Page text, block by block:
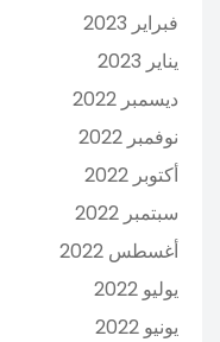
فبراير 2023
يناير 2023
ديسمبر 2022
نوفمبر 2022
أكتوبر 2022
سبتمبر 2022
أغسطس 2022
يوليو 2022
يونيو 2022